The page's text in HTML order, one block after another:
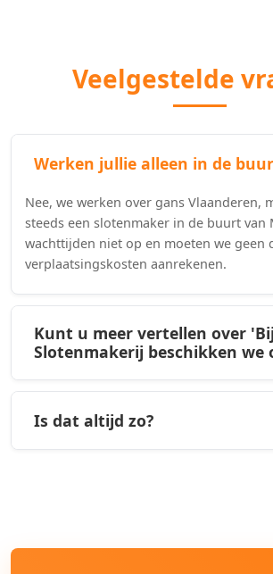
Veelgestelde
Werken jullie alleen in de
Nee, we werken over gans Vlaanderen,
steeds een slotenmaker in de buurt van
wachttijden niet op en moeten we geen
verplaatsingskosten aanrekenen.
Kunt u meer vertellen over 'Bij
Slotenmakerij beschikken we
Is dat altijd zo?